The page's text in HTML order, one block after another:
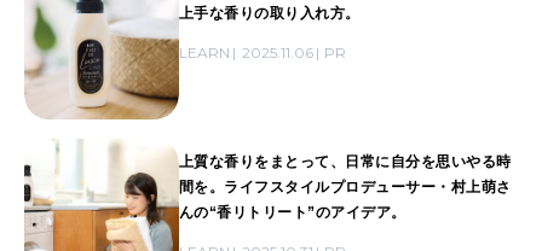
上手な香りの取り入れ方。
LEARN 2025.11.06 PR
上質な香りをまとって、日常に自分を思いやる時
間を。ライフスタイルプロデューサー・村上萌さ
んの“香リトリート”のアイデア。